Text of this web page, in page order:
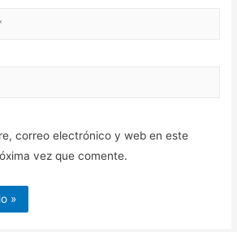
correo electrónico y web en este
vez que comente.